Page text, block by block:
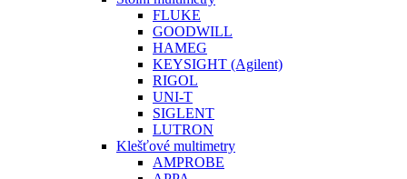
FLUKE
GOODWILL
HAMEG
KEYSIGHT (Agilent)
RIGOL
UNI-T
SIGLENT
LUTRON
Klešťové multimetry
AMPROBE